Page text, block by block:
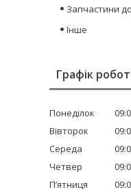
Запчастини до
Інше
Графік
Понеділок
Вівторок
Середа
Четвер
Пʼятниця